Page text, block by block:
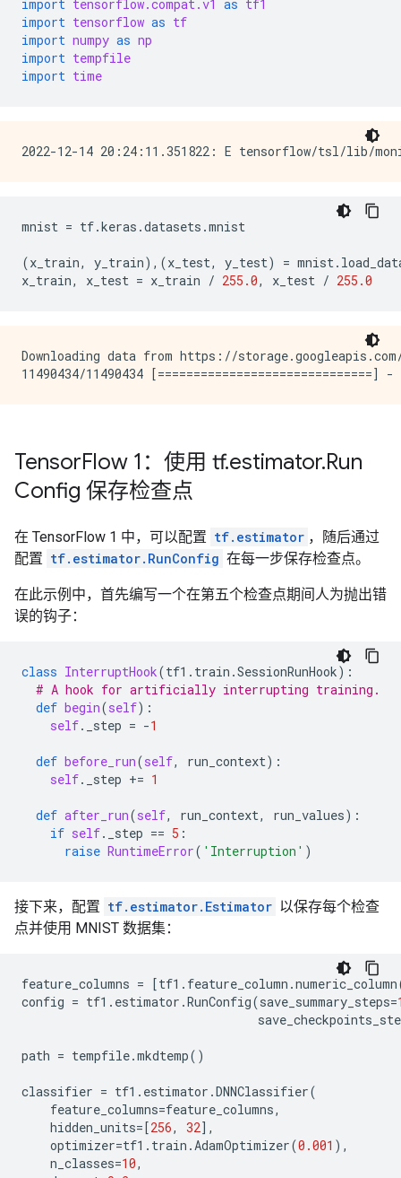
import tensorflow.compat.v1 as tf1
import tensorflow as tf
import numpy as np
import tempfile
import time
mnist = tf.keras .datasets .mnist
(x_train, y_train),(x_test, y_test) = mnist.
x_train, x_test = x_train / 255.0, x_test / 255.0
Downloading data from https://
TensorFlow 1：使用 tf.estimator.Run
Config 保存检查点
在 TensorFlow 1 中，可以配置 tf.estimator ，随后通过
配置 tf.estimator.RunConfig 在每一步保存检查点。
在此示例中，首先编写一个在第五个检查点期间人为抛出错
误的钩子：
class InterruptHook(tf1 . train .SessionRunHook):
# A hook for artificially interrupting training.
def begin(self):
self. _step = -1
def before_run(self, run_context):
self. _step += 1
def after_run(self, run_context, run_values):
if self. _step == 5 :
raise RuntimeError( 'Interruption' )
接下来，配置 tf.estimator.Estimator 以保存每个检查
点并使用 MNIST 数据集：
feature_columns = [tf1 . feature_column .numeric_column
config = tf1 . estimator .RunConfig(save_summary_steps=
path = tempfile.mkdtemp()
classifier = tf1 . estimator .DNNClassifier(
feature_columns=feature_columns,
hidden_units=[256, 32],
optimizer=tf1 . train .AdamOptimizer(0.001 ),
n_classes=10,